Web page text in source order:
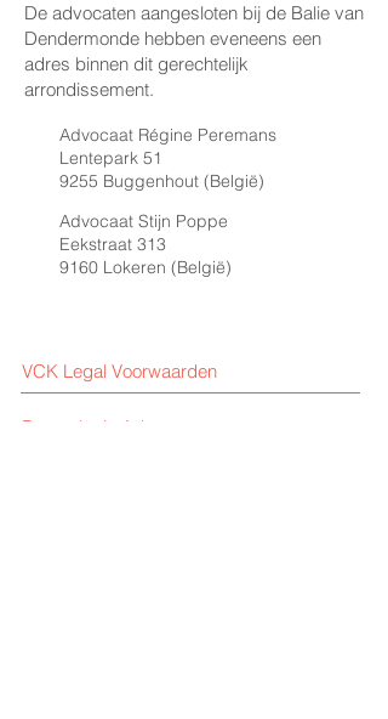
De advocaten aangesloten bij de Balie van
Dendermonde hebben eveneens een
adres binnen dit gerechtelijk
arrondissement.
Advocaat Régine Peremans
Lentepark 51
9255 Buggenhout (België)
Advocaat Stijn Poppe
Eekstraat 313
9160 Lokeren (België)
VCK Legal Voorwaarden
Deontologie Advocaten